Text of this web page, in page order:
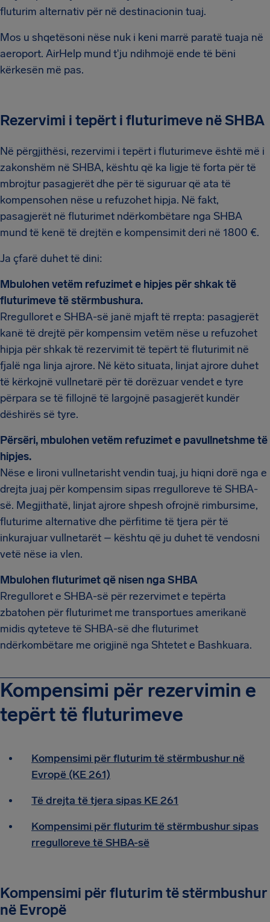
fluturim alternativ për në destinacionin tuaj.
Mos u shqetësoni nëse nuk i keni marrë paratë tuaja në
aeroport. AirHelp mund t'ju ndihmojë ende të bëni
kërkesën më pas.
Rezervimi i tepërt i fluturimeve në SHBA
Në përgjithësi, rezervimi i tepërt i fluturimeve është më i
zakonshëm në SHBA, kështu që ka ligje të forta për të
mbrojtur pasagjerët dhe për të siguruar që ata të
kompensohen nëse u refuzohet hipja. Në fakt,
pasagjerët në fluturimet ndërkombëtare nga SHBA
mund të kenë të drejtën e kompensimit deri në 1800 €.
Ja çfarë duhet të dini:
Mbulohen vetëm refuzimet e hipjes për shkak të
fluturimeve të stërmbushura.
Rregulloret e SHBA-së janë mjaft të rrepta: pasagjerët
kanë të drejtë për kompensim vetëm nëse u refuzohet
hipja për shkak të rezervimit të tepërt të fluturimit në
fjalë nga linja ajrore. Në këto situata, linjat ajrore duhet
të kërkojnë vullnetarë për të dorëzuar vendet e tyre
përpara se të fillojnë të largojnë pasagjerët kundër
dëshirës së tyre.
Përsëri, mbulohen vetëm refuzimet e pavullnetshme të
hipjes.
Nëse e lironi vullnetarisht vendin tuaj, ju hiqni dorë nga e
drejta juaj për kompensim sipas rregulloreve të SHBA-
së. Megjithatë, linjat ajrore shpesh ofrojnë rimbursime,
fluturime alternative dhe përfitime të tjera për të
inkurajuar vullnetarët – kështu që ju duhet të vendosni
vetë nëse ia vlen.
Mbulohen fluturimet që nisen nga SHBA
Rregulloret e SHBA-së për rezervimet e tepërta
zbatohen për fluturimet me transportues amerikanë
midis qyteteve të SHBA-së dhe fluturimet
ndërkombëtare me origjinë nga Shtetet e Bashkuara.
Kompensimi për rezervimin e
tepërt të fluturimeve
Kompensimi për fluturim të stërmbushur në
Evropë (KE 261)
Të drejta të tjera sipas KE 261
Kompensimi për fluturim të stërmbushur sipas
rregulloreve të SHBA-së
Kompensimi për fluturim të stërmbushur
në Evropë